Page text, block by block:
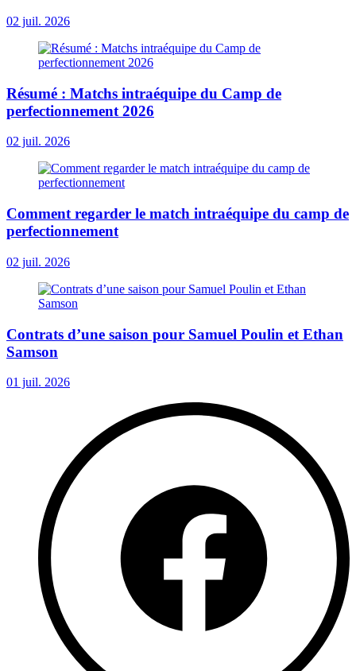
02 juil. 2026
Résumé : Matchs intraéquipe du Camp de
perfectionnement 2026
02 juil. 2026
Comment regarder le match intraéquipe du camp de
perfectionnement
02 juil. 2026
Contrats d’une saison pour Samuel Poulin et Ethan
Samson
01 juil. 2026